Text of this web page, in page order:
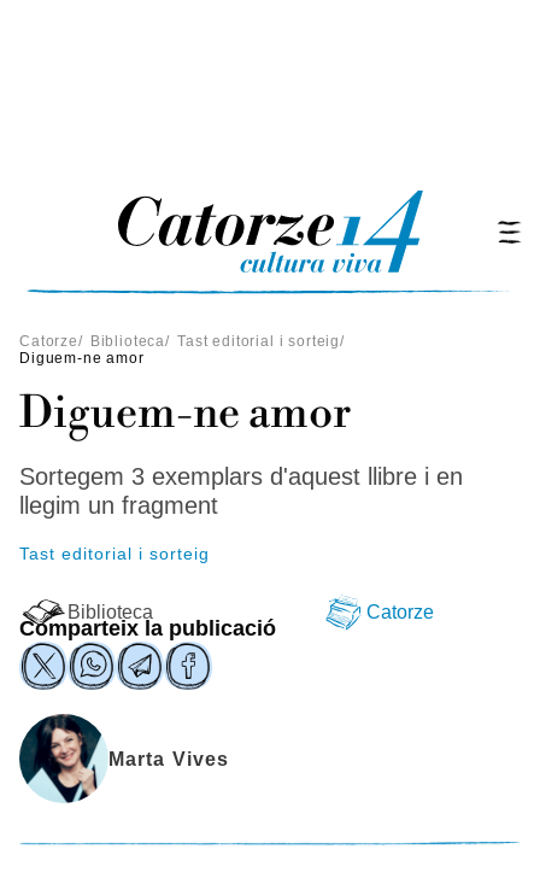
Catorze/ Biblioteca/ Tast editorial i sorteig/
Diguem-ne amor
Diguem-ne amor
Sortegem 3 exemplars d'aquest llibre i en
llegim un fragment
Tast editorial i sorteig
Biblioteca Catorze
Comparteix la publicació
Marta Vives